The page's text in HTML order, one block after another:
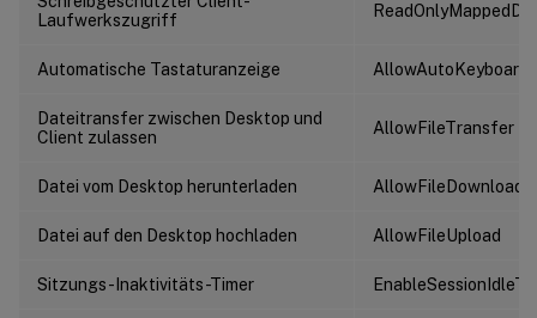
Laufwerkszugriff
Automatische Tastaturanzeige
Dateitransfer zwischen Desktop und
Client zulassen
AllowFileTransfer
Datei vom Desktop herunterladen AllowFileDownload
Datei auf den Desktop hochladen AllowFileUpload
Sitzungs-Inaktivitäts-Timer